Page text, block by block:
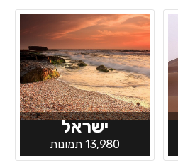
ישראל
13,980 תמונות